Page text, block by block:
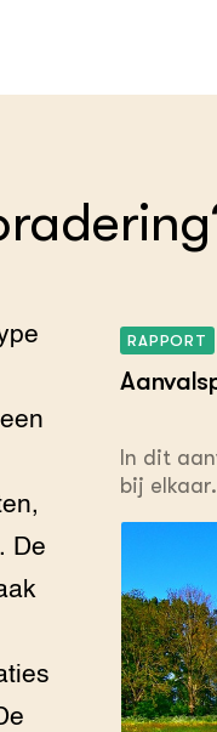
De
RAPPORT
In dit
bij
Naast